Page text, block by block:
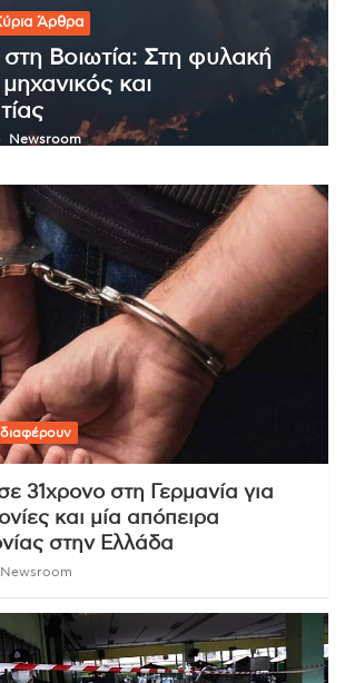
Άρθρα
για τον τουρισμό:
το πλαίσιο που βάζει
ανάπτυξη
Συντακτική Ομάδα Politic.gr
31χρονο στη Γερμανία για
και μία απόπειρα
στην Ελλάδα
Newsroom